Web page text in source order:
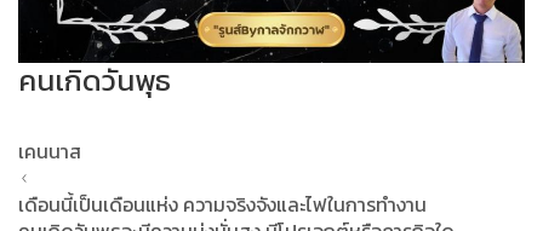
คนเกิดวันพุธ
เคนนาส
ᚲ
เดือนนี้เป็นเดือนแห่ง ความจริงจังและไฟในการทำงาน